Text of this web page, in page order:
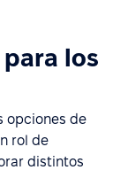
los
opciones de
rol de
distintos